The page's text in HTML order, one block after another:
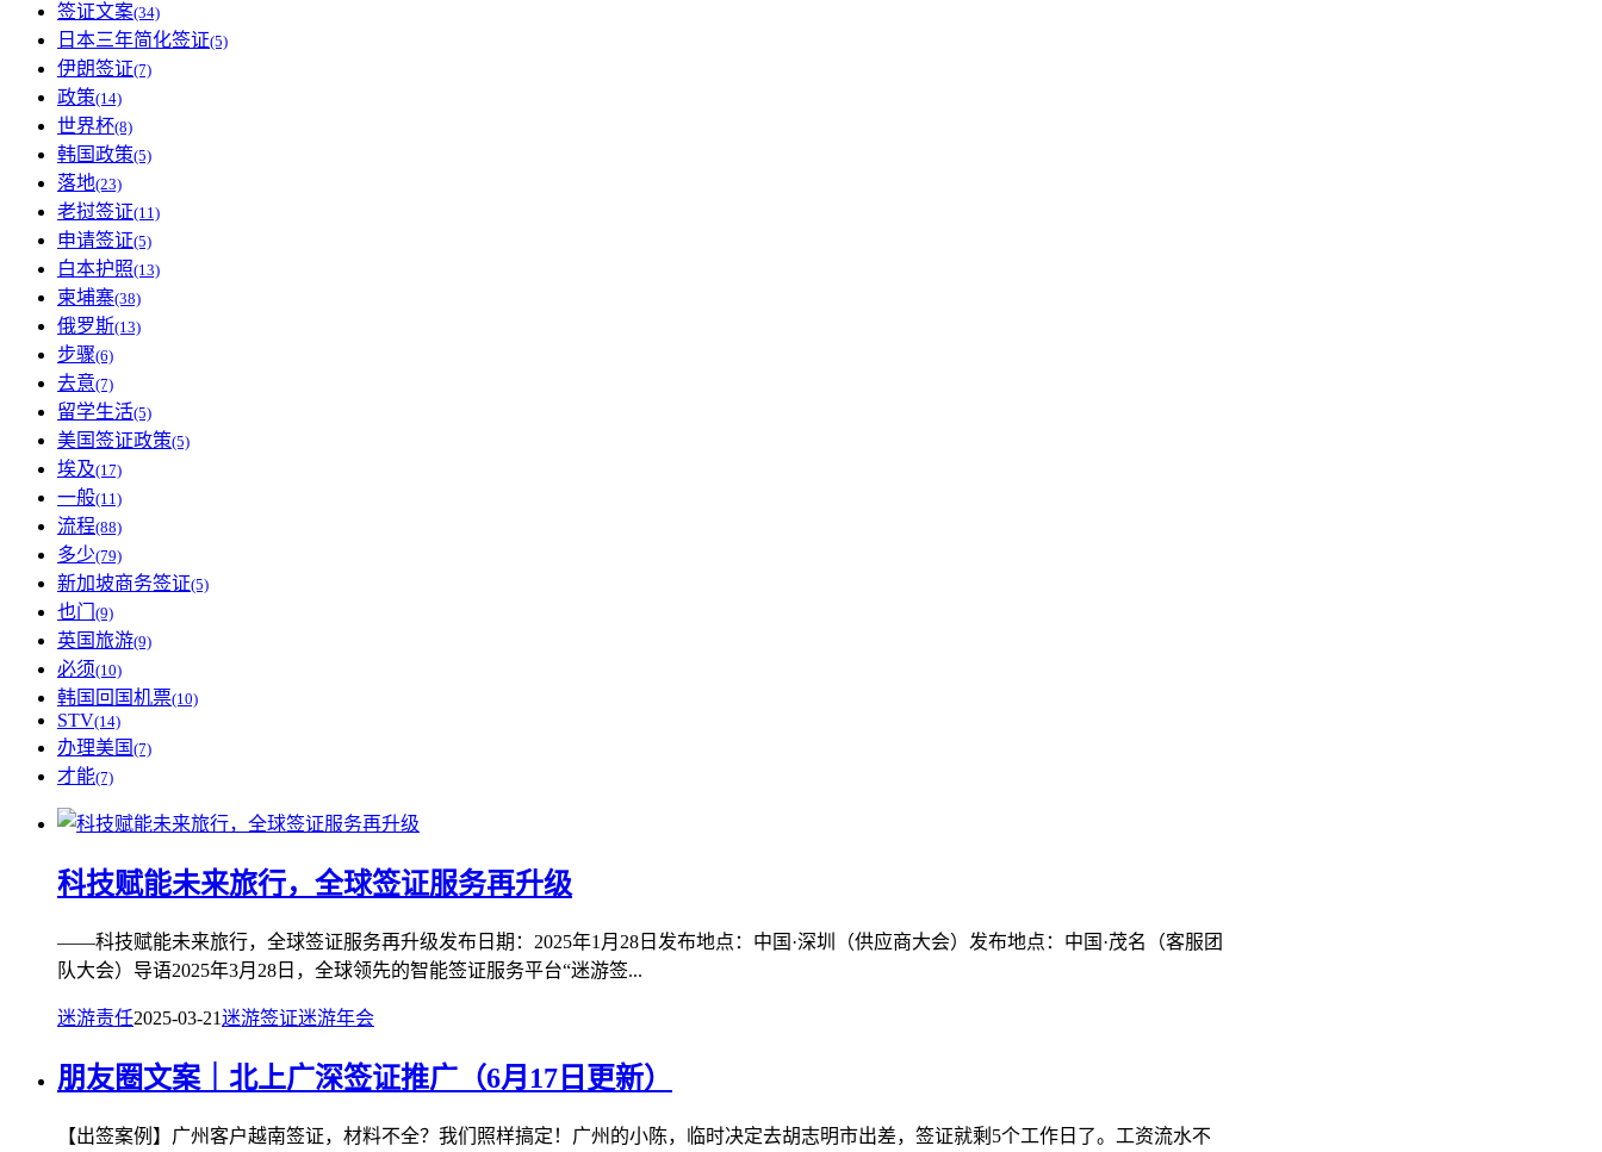
签证文案(34)
日本三年简化签证(5)
伊朗签证(7)
政策(14)
世界杯(8)
韩国政策(5)
落地(23)
老挝签证(11)
申请签证(5)
白本护照(13)
柬埔寨(38)
俄罗斯(13)
步骤(6)
去意(7)
留学生活(5)
美国签证政策(5)
埃及(17)
一般(11)
流程(88)
多少(79)
新加坡商务签证(5)
也门 (9)
英国旅游(9)
必须(10)
韩国回国机票(10)
STV(14)
办理美国 (7)
才能(7)
科技赋能未来旅行，全球签证服务再升级
——科技赋能未来旅行，全球签证服务再升级发布日期：2025年1月28日发布地点：中国·深圳（供应商大会）发布地点：中国·茂名（客服团
队大会）导语2025年3月28日，全球领先的智能签证服务平台“迷游签...
迷游责任2025-03-21迷游签证迷游年会
朋友圈文案｜北上广深签证推广（6月17日更新）
【出签案例】广州客户越南签证，材料不全？我们照样搞定！广州的小陈，临时决定去胡志明市出差，签证就剩5个工作日了。工资流水不